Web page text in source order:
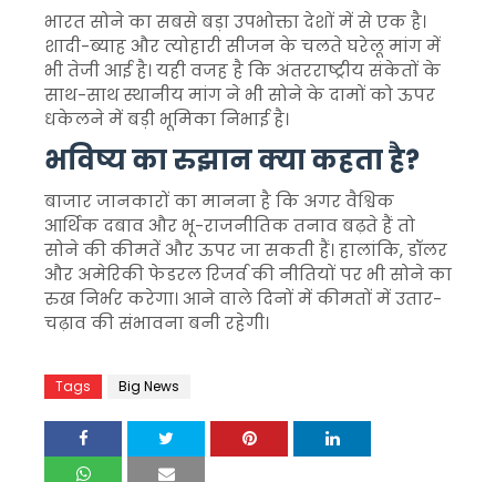
भारत सोने का सबसे बड़ा उपभोक्ता देशों में से एक है।
शादी-ब्याह और त्योहारी सीजन के चलते घरेलू मांग में
भी तेजी आई है। यही वजह है कि अंतरराष्ट्रीय संकेतों के
साथ-साथ स्थानीय मांग ने भी सोने के दामों को ऊपर
धकेलने में बड़ी भूमिका निभाई है।
भविष्य का रुझान क्या कहता है?
बाजार जानकारों का मानना है कि अगर वैश्विक
आर्थिक दबाव और भू-राजनीतिक तनाव बढ़ते हैं तो
सोने की कीमतें और ऊपर जा सकती हैं। हालांकि, डॉलर
और अमेरिकी फेडरल रिजर्व की नीतियों पर भी सोने का
रुख निर्भर करेगा। आने वाले दिनों में कीमतों में उतार-
चढ़ाव की संभावना बनी रहेगी।
Tags Big News